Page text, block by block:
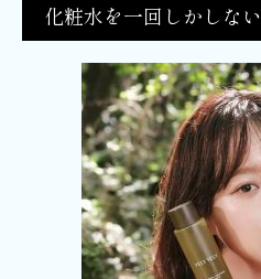
化粧水を一回しかしない